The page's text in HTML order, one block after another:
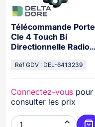
Télécommande Porte
Cle 4 Touch Bi
Directionnelle Radio
Réf GDV : DEL-6413239
Connectez-vous pour
consulter les prix
